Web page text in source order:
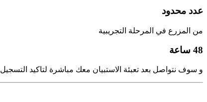
عدد محدود
من المزرع في المرحلة التجريبية
48 ساعة
و سوف نتواصل بعد تعبئة الاستبيان معك مباشرة لتاكيد التسجيل